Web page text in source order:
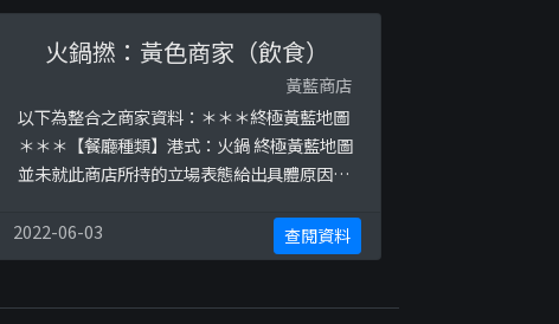
火鍋撚：黃色商家（飲食）
黃藍商店
以下為整合之商家資料：＊＊＊終極黃藍地圖
＊＊＊【餐廳種類】港式：火鍋 終極黃藍地圖
並未就此商店所持的立場表態給出具體原因。
介：🏮火鍋撚 ‧ 典藝 | Hot Pot Artland🏮皇
后大道西554-560號日富里地下1號舖Shop
West訂座 Booking | 287 ...
2022-06-03 查閱資料